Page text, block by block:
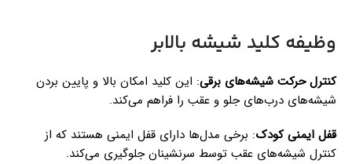
وظیفه کلید شیشه بالابر
کنترل حرکت شیشه‌های برقی: این کلید امکان بالا و پایین بردن
شیشه‌های درب‌های جلو و عقب را فراهم می‌کند.
قفل ایمنی کودک: برخی مدل‌ها دارای قفل ایمنی هستند که از
کنترل شیشه‌های عقب توسط سرنشینان جلوگیری می‌کند.